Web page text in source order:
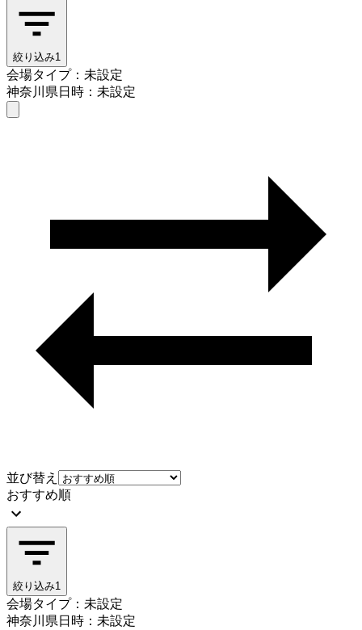
絞り込み1
会場タイプ：未設定
神奈川県日時：未設定
並び替え
おすすめ順
絞り込み1
会場タイプ：未設定
神奈川県日時：未設定